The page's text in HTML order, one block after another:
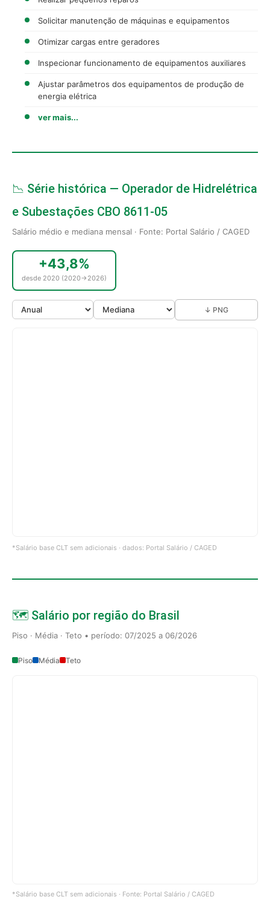
Solicitar manutenção de máquinas e equipamentos
Otimizar cargas entre geradores
Inspecionar funcionamento de equipamentos auxiliares
Ajustar parâmetros dos equipamentos de produção de
energia elétrica
ver mais...
📉 Série histórica — Operador de Hidrelétrica
e Subestações CBO 8611-05
Salário médio e mediana mensal · Fonte: Portal Salário / CAGED
+43,8%
desde 2020 (2020→2026)
↓ PNG
*Salário base CLT sem adicionais · dados: Portal Salário / CAGED
🗺️ Salário por região do Brasil
Piso · Média · Teto • período: 07/2025 a 06/2026
Piso Média Teto
*Salário base CLT sem adicionais · Fonte: Portal Salário / CAGED